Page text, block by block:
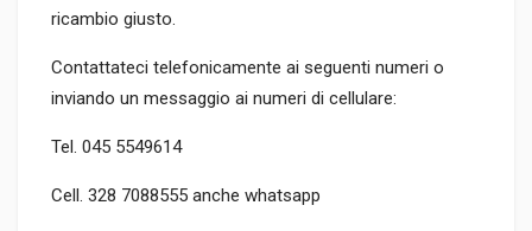
ricambio giusto.
Contattateci telefonicamente ai seguenti numeri o
inviando un messaggio ai numeri di cellulare:
Tel. 045 5549614
Cell. 328 7088555 anche whatsapp